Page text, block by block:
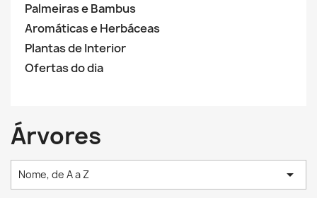
Palmeiras e Bambus
Aromáticas e Herbáceas
Plantas de Interior
Ofertas do dia
Árvores
Nome, de A a Z 